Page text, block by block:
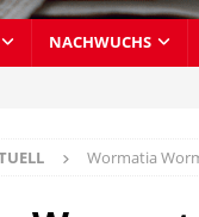
NACHWUCHS
Wormatia